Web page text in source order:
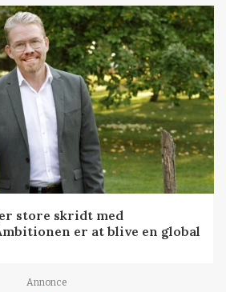
store skridt med
er at blive en global
Annonce